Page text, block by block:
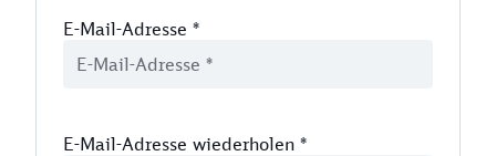
E-Mail-Adresse *
E-Mail-Adresse wiederholen *